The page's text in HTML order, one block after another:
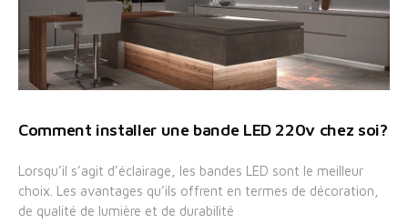
Comment installer une bande LED 220v chez soi?
Lorsqu’il s’agit d’éclairage, les bandes LED sont le meilleur
choix. Les avantages qu’ils offrent en termes de décoration,
de qualité de lumière et de durabilité